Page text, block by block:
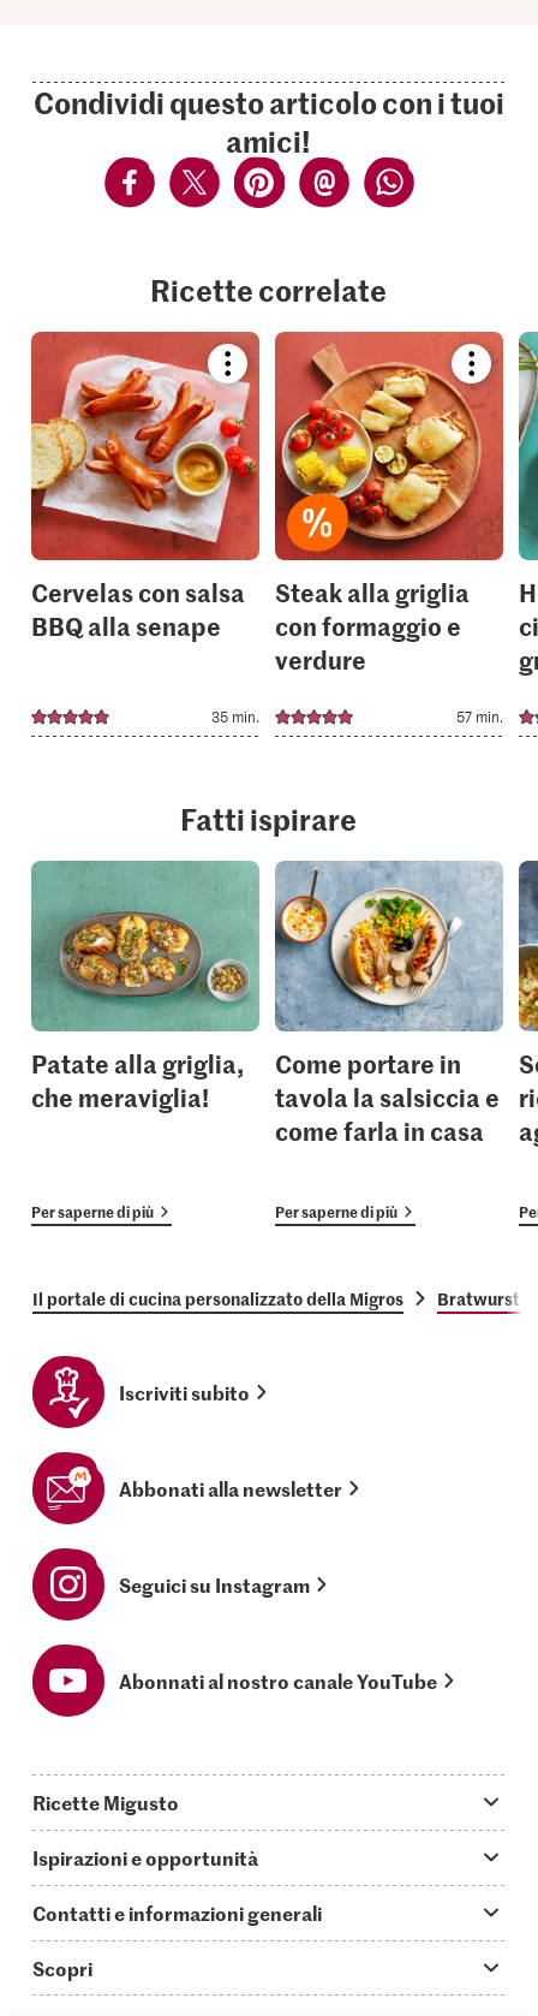
Condividi questo articolo con i tuoi
amici!
Ricette correlate
Bookmark
recipe
or
add
it
to
your
collections.
Cervelas con salsa
BBQ alla senape
35 min.
recipe
or
add
it
to
your
Steak alla griglia
con formaggio e
verdure
57 min.
Fatti ispirare
Patate alla griglia,
che meraviglia!
Per saperne di più
Come portare in
tavola la salsiccia e
come farla in casa
Per saperne di più
Il portale di cucina personalizzato della Migros Bratwurst
Iscriviti subito
Abbonati alla newsletter
Seguici su Instagram
Abonnati al nostro canale YouTube
Ricette Migusto
Oggi cucino
Piatti principali
Ricette semplici & veloci
Ispirazioni e opportunità
Storie
Video How to
Contatti e informazioni generali
Guida alle abbreviazioni
Scopri